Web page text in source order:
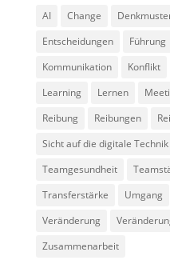
AI Change
Entscheidungen
Führung
Kommunikation
Konflikt
Learning
Lernen
Reibung
Reibungen
Sicht auf die digitale Technik
Teamgesundheit
Transferstärke
Umgang
Veränderung
Zusammenarbeit